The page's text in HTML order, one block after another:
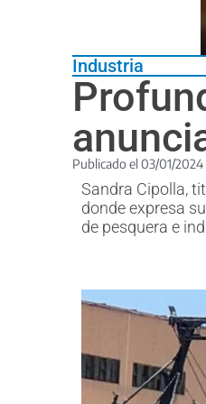
Industria
Publicado el 03/01/2024
Sandra Cipolla,
donde expresa
de pesquera e